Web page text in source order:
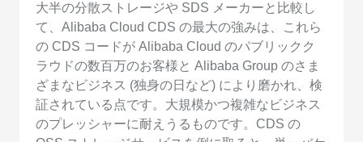
大半の分散ストレージや SDS メーカーと比較し
て、Alibaba Cloud CDS の最大の強みは、これら
の CDS コードが Alibaba Cloud のパブリックク
ラウドの数百万のお客様と Alibaba Group のさま
ざまなビジネス (独身の日など) により磨かれ、検
証されている点です。大規模かつ複雑なビジネス
のプレッシャーに耐えうるものです。CDS の